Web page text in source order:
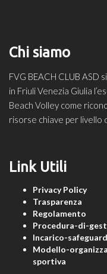
Chi siamo
FVG BEACH CLUB
in Friuli Venezia Giulia
Beach Volley come
risorse chiave per livello
Link Utili
Privacy Policy
Trasparenza
Regolamento
Procedura-di-
Incarico-
Modello-
sportiva